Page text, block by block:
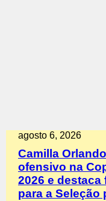
agosto 6, 2026
Camilla
ofensivo na
2026 e
para a Seleção